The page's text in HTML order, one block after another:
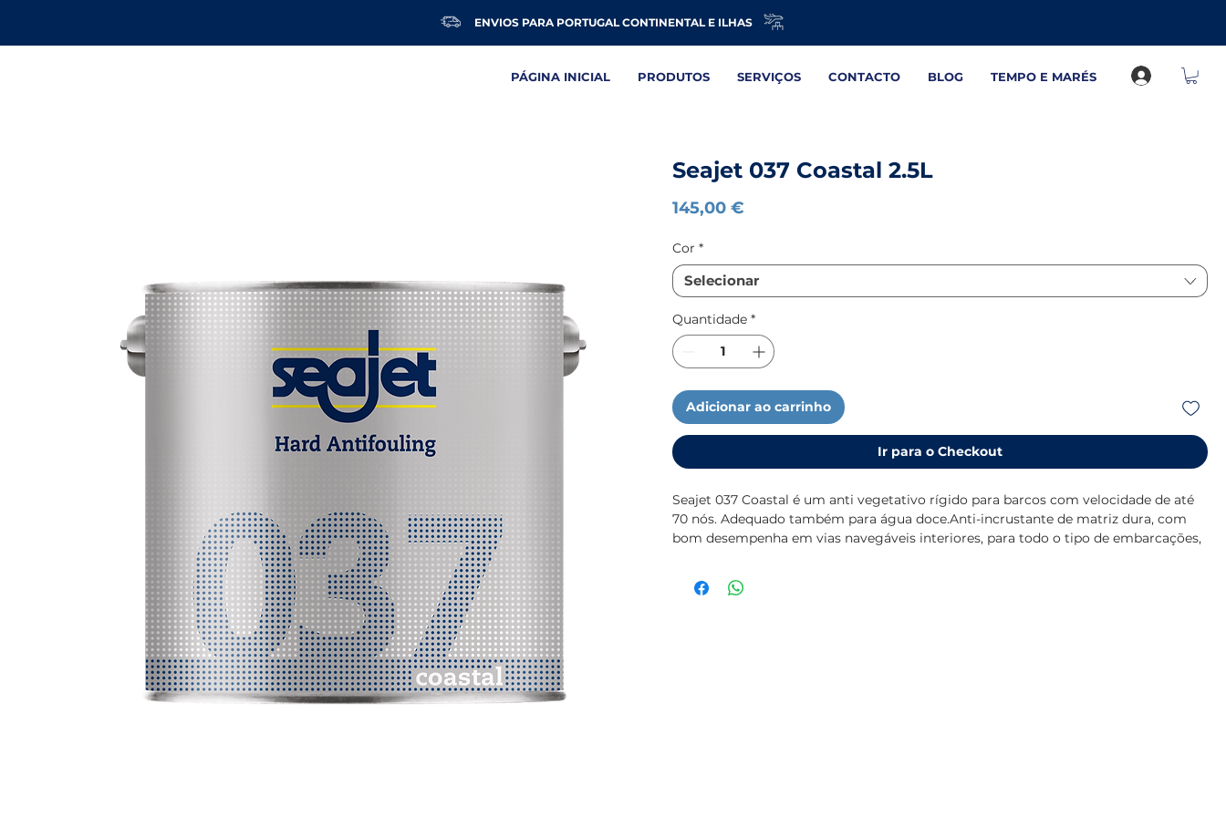
ENVIOS PARA PORTUGAL CONTINENTAL E ILHAS
PÁGINA INICIAL PRODUTOS SERVIÇOS CONTACTO BLOG TEMPO E MARÉS
Seajet 037 Coastal 2.5L
145,00 €
Cor *
Selecionar
Quantidade *
Adicionar ao carrinho
Ir para o Checkout
Seajet 037 Coastal é um anti vegetativo rígido para barcos com velocidade de até
70 nós. Adequado também para água doce.Anti-incrustante de matriz dura, com
bom desempenha em vias navegáveis interiores, para todo o tipo de embarcações,